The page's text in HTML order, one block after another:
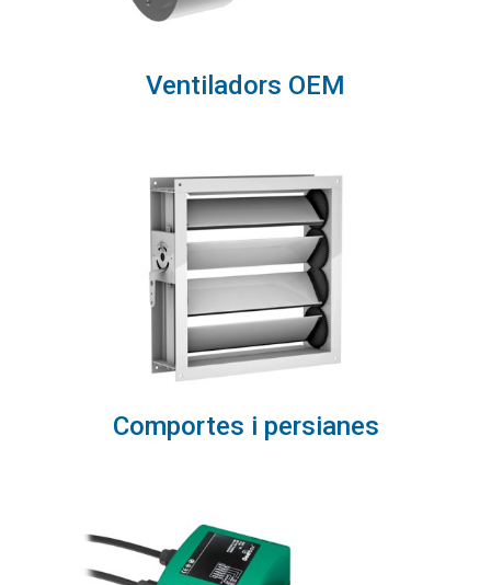
Ventiladors OEM
Comportes i persianes